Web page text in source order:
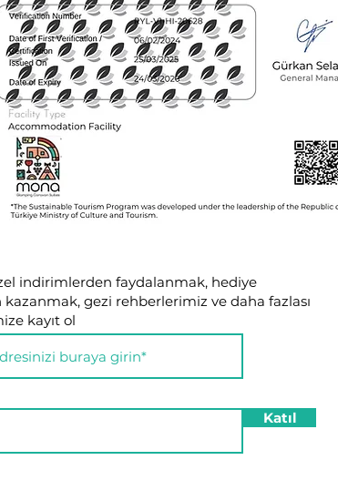
indirimlerden faydalanmak, hediye
gezi rehberlerimiz ve daha fazlası
kayıt ol
Katıl